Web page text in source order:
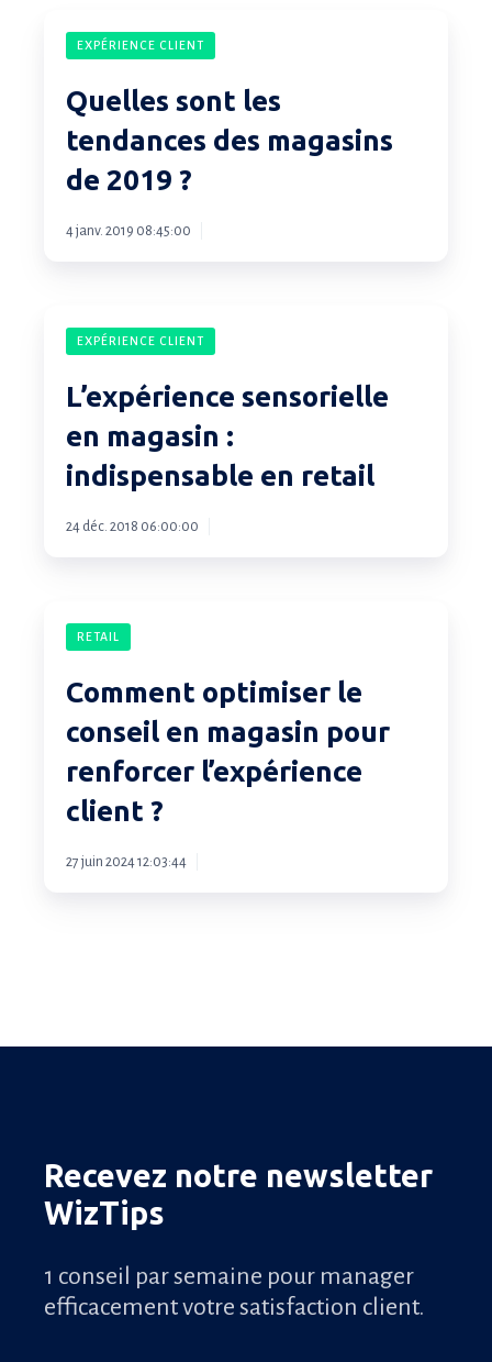
Quelles
sont
les
tendances
des
magasins
2019
EXPÉRIENCE CLIENT
Quelles sont les
tendances des magasins
de 2019 ?
4 janv. 2019 08:45:00
L’expérience
sensorielle
en
magasin
indispensable
retail
EXPÉRIENCE CLIENT
L’expérience sensorielle
en magasin :
indispensable en retail
24 déc. 2018 06:00:00
Comment
optimiser
conseil
en
magasin
pour
l’expérience
RETAIL
Comment optimiser le
conseil en magasin pour
renforcer l’expérience
client ?
27 juin 2024 12:03:44
Recevez notre newsletter
WizTips
1 conseil par semaine pour manager
efficacement votre satisfaction client.